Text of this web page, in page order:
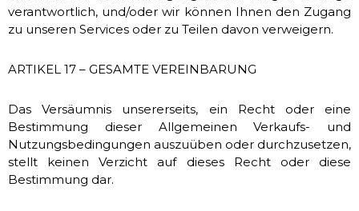
verantwortlich, und/oder wir können Ihnen den Zugang
zu unseren Services oder zu Teilen davon verweigern.
ARTIKEL 17 – GESAMTE VEREINBARUNG
Das Versäumnis unsererseits, ein Recht oder eine
Bestimmung dieser Allgemeinen Verkaufs- und
Nutzungsbedingungen auszuüben oder durchzusetzen,
stellt keinen Verzicht auf dieses Recht oder diese
Bestimmung dar.